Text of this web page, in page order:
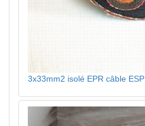
3x33mm2 isolé EPR câble ESP